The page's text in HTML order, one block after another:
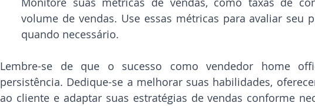
volume de vendas. Use essas métricas para avaliar seu
quando necessário.
Lembre-se de que o sucesso como vendedor home
persistência. Dedique-se a melhorar suas habilidades,
ao cliente e adaptar suas estratégias de vendas conforme